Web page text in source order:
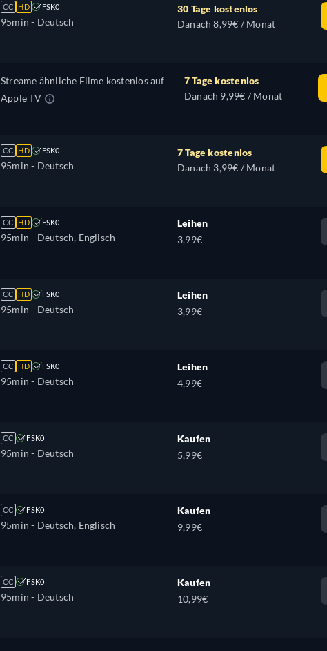
CC HD FSK0
95min - Deutsch
30 Tage kostenlos
Danach 8,99€ / Monat
Streame ähnliche Filme kostenlos auf
Apple TV
7 Tage kostenlos
Danach 9,99€ / Monat
CC HD FSK0
95min - Deutsch
7 Tage kostenlos
Danach 3,99€ / Monat
CC HD FSK0
95min - Deutsch, Englisch
Leihen
3,99€
CC HD FSK0
95min - Deutsch
Leihen
3,99€
CC HD FSK0
95min - Deutsch
Leihen
4,99€
CC FSK0
95min - Deutsch
Kaufen
5,99€
CC FSK0
95min - Deutsch, Englisch
Kaufen
9,99€
CC FSK0
95min - Deutsch
Kaufen
10,99€